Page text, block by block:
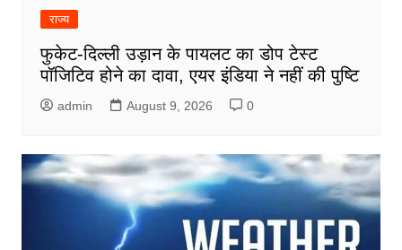
राज्य
फुकेट-दिल्ली उड़ान के पायलट का डोप टेस्ट
पॉजिटिव होने का दावा, एयर इंडिया ने नहीं की पुष्टि
admin August 9, 2026 0